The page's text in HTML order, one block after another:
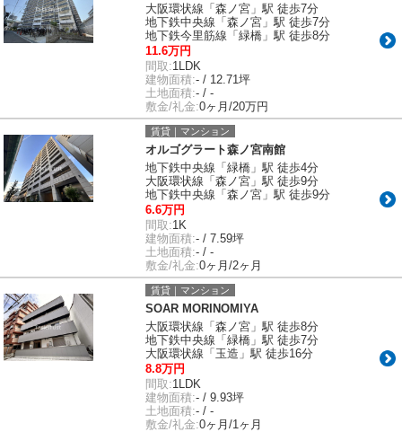
大阪環状線「森ノ宮」駅 徒歩7分
地下鉄中央線「森ノ宮」駅 徒歩7分
地下鉄今里筋線「緑橋」駅 徒歩8分
11.6万円
間取:1LDK
建物面積:- / 12.71坪
土地面積:- / -
敷金/礼金:0ヶ月/20万円
賃貸｜マンション
オルゴグラート森ノ宮南館
地下鉄中央線「緑橋」駅 徒歩4分
大阪環状線「森ノ宮」駅 徒歩9分
地下鉄中央線「森ノ宮」駅 徒歩9分
6.6万円
間取:1K
建物面積:- / 7.59坪
土地面積:- / -
敷金/礼金:0ヶ月/2ヶ月
賃貸｜マンション
SOAR MORINOMIYA
大阪環状線「森ノ宮」駅 徒歩8分
地下鉄中央線「緑橋」駅 徒歩7分
大阪環状線「玉造」駅 徒歩16分
8.8万円
間取:1LDK
建物面積:- / 9.93坪
土地面積:- / -
敷金/礼金:0ヶ月/1ヶ月